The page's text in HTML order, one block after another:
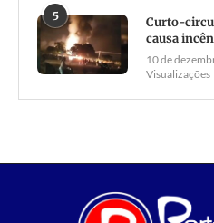
5
Curto-
causa
10 de
Visualizações